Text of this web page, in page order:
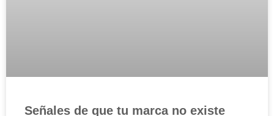
Señales de que tu marca no existe